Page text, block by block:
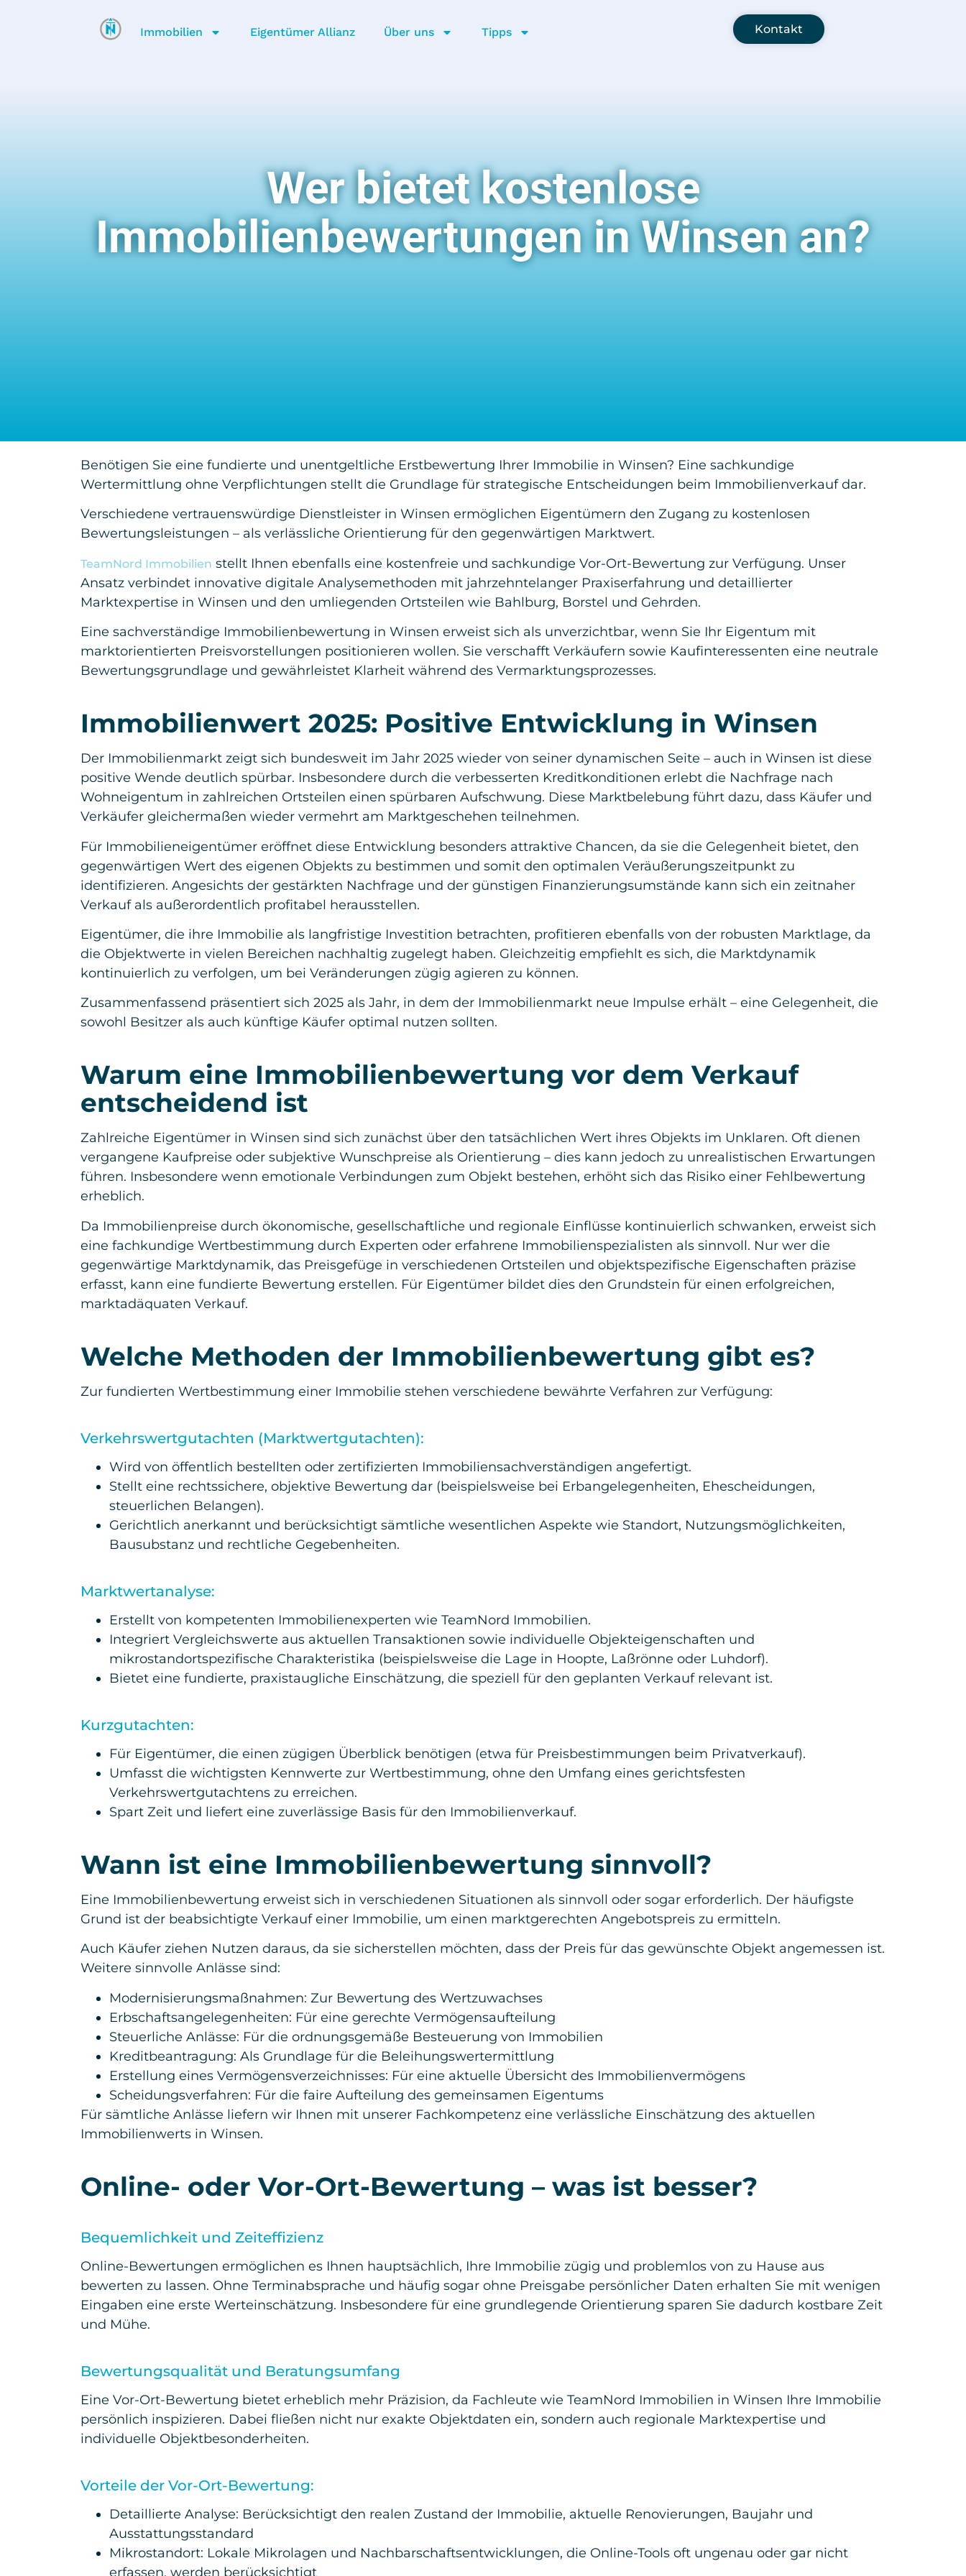
Immobilien Eigentümer Allianz Über uns Tipps Kontakt
Wer bietet kostenlose
Immobilienbewertungen in Winsen an?
Benötigen Sie eine fundierte und unentgeltliche Erstbewertung Ihrer Immobilie in Winsen? Eine sachkundige
Wertermittlung ohne Verpflichtungen stellt die Grundlage für strategische Entscheidungen beim Immobilienverkauf dar.
Verschiedene vertrauenswürdige Dienstleister in Winsen ermöglichen Eigentümern den Zugang zu kostenlosen
Bewertungsleistungen – als verlässliche Orientierung für den gegenwärtigen Marktwert.
TeamNord Immobilien stellt Ihnen ebenfalls eine kostenfreie und sachkundige Vor-Ort-Bewertung zur Verfügung. Unser
Ansatz verbindet innovative digitale Analysemethoden mit jahrzehntelanger Praxiserfahrung und detaillierter
Marktexpertise in Winsen und den umliegenden Ortsteilen wie Bahlburg, Borstel und Gehrden.
Eine sachverständige Immobilienbewertung in Winsen erweist sich als unverzichtbar, wenn Sie Ihr Eigentum mit
marktorientierten Preisvorstellungen positionieren wollen. Sie verschafft Verkäufern sowie Kaufinteressenten eine neutrale
Bewertungsgrundlage und gewährleistet Klarheit während des Vermarktungsprozesses.
Immobilienwert 2025: Positive Entwicklung in Winsen
Der Immobilienmarkt zeigt sich bundesweit im Jahr 2025 wieder von seiner dynamischen Seite – auch in Winsen ist diese
positive Wende deutlich spürbar. Insbesondere durch die verbesserten Kreditkonditionen erlebt die Nachfrage nach
Wohneigentum in zahlreichen Ortsteilen einen spürbaren Aufschwung. Diese Marktbelebung führt dazu, dass Käufer und
Verkäufer gleichermaßen wieder vermehrt am Marktgeschehen teilnehmen.
Für Immobilieneigentümer eröffnet diese Entwicklung besonders attraktive Chancen, da sie die Gelegenheit bietet, den
gegenwärtigen Wert des eigenen Objekts zu bestimmen und somit den optimalen Veräußerungszeitpunkt zu
identifizieren. Angesichts der gestärkten Nachfrage und der günstigen Finanzierungsumstände kann sich ein zeitnaher
Verkauf als außerordentlich profitabel herausstellen.
Eigentümer, die ihre Immobilie als langfristige Investition betrachten, profitieren ebenfalls von der robusten Marktlage, da
die Objektwerte in vielen Bereichen nachhaltig zugelegt haben. Gleichzeitig empfiehlt es sich, die Marktdynamik
kontinuierlich zu verfolgen, um bei Veränderungen zügig agieren zu können.
Zusammenfassend präsentiert sich 2025 als Jahr, in dem der Immobilienmarkt neue Impulse erhält – eine Gelegenheit, die
sowohl Besitzer als auch künftige Käufer optimal nutzen sollten.
Warum eine Immobilienbewertung vor dem Verkauf
entscheidend ist
Zahlreiche Eigentümer in Winsen sind sich zunächst über den tatsächlichen Wert ihres Objekts im Unklaren. Oft dienen
vergangene Kaufpreise oder subjektive Wunschpreise als Orientierung – dies kann jedoch zu unrealistischen Erwartungen
führen. Insbesondere wenn emotionale Verbindungen zum Objekt bestehen, erhöht sich das Risiko einer Fehlbewertung
erheblich.
Da Immobilienpreise durch ökonomische, gesellschaftliche und regionale Einflüsse kontinuierlich schwanken, erweist sich
eine fachkundige Wertbestimmung durch Experten oder erfahrene Immobilienspezialisten als sinnvoll. Nur wer die
gegenwärtige Marktdynamik, das Preisgefüge in verschiedenen Ortsteilen und objektspezifische Eigenschaften präzise
erfasst, kann eine fundierte Bewertung erstellen. Für Eigentümer bildet dies den Grundstein für einen erfolgreichen,
marktadäquaten Verkauf.
Welche Methoden der Immobilienbewertung gibt es?
Zur fundierten Wertbestimmung einer Immobilie stehen verschiedene bewährte Verfahren zur Verfügung:
Verkehrswertgutachten (Marktwertgutachten):
Wird von öffentlich bestellten oder zertifizierten Immobiliensachverständigen angefertigt.
Stellt eine rechtssichere, objektive Bewertung dar (beispielsweise bei Erbangelegenheiten, Ehescheidungen,
steuerlichen Belangen).
Gerichtlich anerkannt und berücksichtigt sämtliche wesentlichen Aspekte wie Standort, Nutzungsmöglichkeiten,
Bausubstanz und rechtliche Gegebenheiten.
Marktwertanalyse:
Erstellt von kompetenten Immobilienexperten wie TeamNord Immobilien.
Integriert Vergleichswerte aus aktuellen Transaktionen sowie individuelle Objekteigenschaften und
mikrostandortspezifische Charakteristika (beispielsweise die Lage in Hoopte, Laßrönne oder Luhdorf).
Bietet eine fundierte, praxistaugliche Einschätzung, die speziell für den geplanten Verkauf relevant ist.
Kurzgutachten:
Für Eigentümer, die einen zügigen Überblick benötigen (etwa für Preisbestimmungen beim Privatverkauf).
Umfasst die wichtigsten Kennwerte zur Wertbestimmung, ohne den Umfang eines gerichtsfesten
Verkehrswertgutachtens zu erreichen.
Spart Zeit und liefert eine zuverlässige Basis für den Immobilienverkauf.
Wann ist eine Immobilienbewertung sinnvoll?
Eine Immobilienbewertung erweist sich in verschiedenen Situationen als sinnvoll oder sogar erforderlich. Der häufigste
Grund ist der beabsichtigte Verkauf einer Immobilie, um einen marktgerechten Angebotspreis zu ermitteln.
Auch Käufer ziehen Nutzen daraus, da sie sicherstellen möchten, dass der Preis für das gewünschte Objekt angemessen ist.
Weitere sinnvolle Anlässe sind:
Modernisierungsmaßnahmen: Zur Bewertung des Wertzuwachses
Erbschaftsangelegenheiten: Für eine gerechte Vermögensaufteilung
Steuerliche Anlässe: Für die ordnungsgemäße Besteuerung von Immobilien
Kreditbeantragung: Als Grundlage für die Beleihungswertermittlung
Erstellung eines Vermögensverzeichnisses: Für eine aktuelle Übersicht des Immobilienvermögens
Scheidungsverfahren: Für die faire Aufteilung des gemeinsamen Eigentums
Für sämtliche Anlässe liefern wir Ihnen mit unserer Fachkompetenz eine verlässliche Einschätzung des aktuellen
Immobilienwerts in Winsen.
Online- oder Vor-Ort-Bewertung – was ist besser?
Bequemlichkeit und Zeiteffizienz
Online-Bewertungen ermöglichen es Ihnen hauptsächlich, Ihre Immobilie zügig und problemlos von zu Hause aus
bewerten zu lassen. Ohne Terminabsprache und häufig sogar ohne Preisgabe persönlicher Daten erhalten Sie mit wenigen
Eingaben eine erste Werteinschätzung. Insbesondere für eine grundlegende Orientierung sparen Sie dadurch kostbare Zeit
und Mühe.
Bewertungsqualität und Beratungsumfang
Eine Vor-Ort-Bewertung bietet erheblich mehr Präzision, da Fachleute wie TeamNord Immobilien in Winsen Ihre Immobilie
persönlich inspizieren. Dabei fließen nicht nur exakte Objektdaten ein, sondern auch regionale Marktexpertise und
individuelle Objektbesonderheiten.
Vorteile der Vor-Ort-Bewertung:
Detaillierte Analyse: Berücksichtigt den realen Zustand der Immobilie, aktuelle Renovierungen, Baujahr und
Ausstattungsstandard
Mikrostandort: Lokale Mikrolagen und Nachbarschaftsentwicklungen, die Online-Tools oft ungenau oder gar nicht
erfassen, werden berücksichtigt